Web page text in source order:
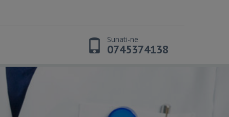
Sunati-ne
0745374138